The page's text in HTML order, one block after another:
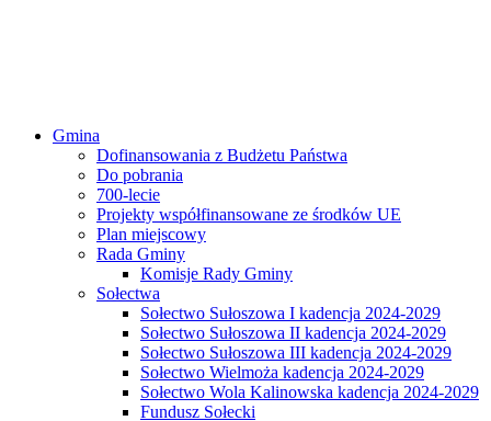
Gmina
Dofinansowania z Budżetu Państwa
Do pobrania
700-lecie
Projekty współfinansowane ze środków UE
Plan miejscowy
Rada Gminy
Komisje Rady Gminy
Sołectwa
Sołectwo Sułoszowa I kadencja 2024-2029
Sołectwo Sułoszowa II kadencja 2024-2029
Sołectwo Sułoszowa III kadencja 2024-2029
Sołectwo Wielmoża kadencja 2024-2029
Sołectwo Wola Kalinowska kadencja 2024-2029
Fundusz Sołecki